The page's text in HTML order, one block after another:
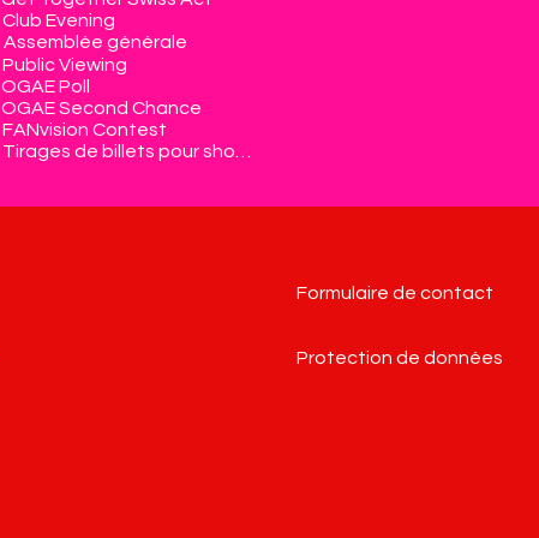
Club Evening
Assemblée générale
Public Viewing
OGAE Poll
OGAE Second Chance
FANvision Contest
Formulaire de contact
Protection de données